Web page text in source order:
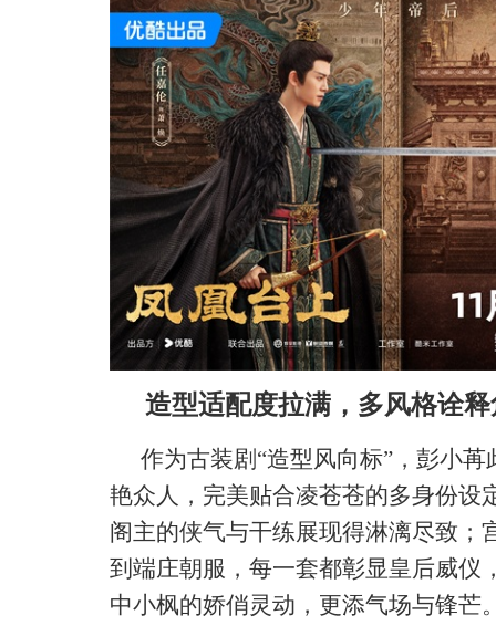
造型适配度拉满，多风格诠
作为古装剧 “造型风向标”，彭小
艳众人，完美贴合凌苍苍的多身份设
阁主的侠气与干练展现得淋漓尽致；
到端庄朝服，每一套都彰显皇后威仪
中小枫的娇俏灵动，更添气场与锋芒